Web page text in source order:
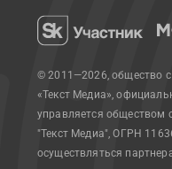
© 2011—2026, общество
«Текст Медиа»,
управляется обществом
"Текст Медиа", ОГРН
осуществляться